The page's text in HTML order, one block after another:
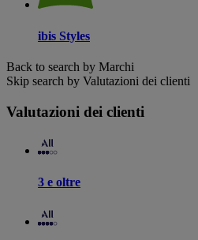
ibis Styles
Back to search by Marchi
Skip search by Valutazioni dei clienti
Valutazioni dei clienti
3 e oltre